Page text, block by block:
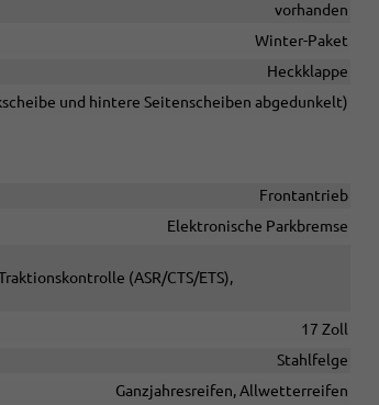
vorhanden
Winter-Paket
Heckklappe
und hintere Seitenscheiben abgedunkelt)
Frontantrieb
Elektronische Parkbremse
(ASR/CTS/ETS),
17 Zoll
Stahlfelge
Ganzjahresreifen, Allwetterreifen